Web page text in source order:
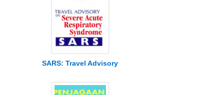
SARS: Travel Advisory